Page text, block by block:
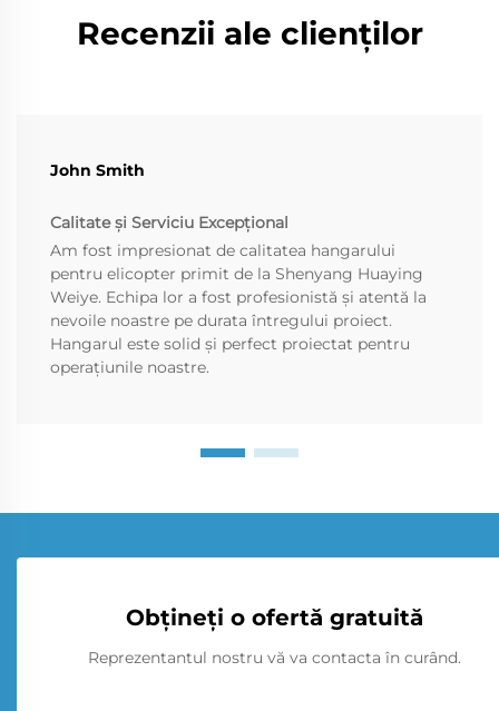
Recenzii ale clienților
John Smith
Calitate și Serviciu Excepțional
Am fost impresionat de calitatea hangarului
pentru elicopter primit de la Shenyang Huaying
Weiye. Echipa lor a fost profesionistă și atentă la
nevoile noastre pe durata întregului proiect.
Hangarul este solid și perfect proiectat pentru
operațiunile noastre.
Obțineți o ofertă gratuită
Reprezentantul nostru vă va contacta în curând.